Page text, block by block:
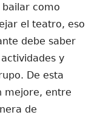
como
el teatro, eso
debe saber
y
De esta
mejore, entre
de